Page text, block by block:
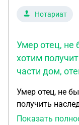
Нотариат
Умер отец, не
хотим
части дом,
Умер отец, не
получить
развелся с
Показать